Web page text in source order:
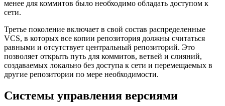
менее для коммитов было необходимо обладать доступом к
сети.
Третье поколение включает в свой состав распределенные
VCS, в которых все копии репозитория должны считаться
равными и отсутствует центральный репозиторий. Это
позволяет открыть путь для коммитов, ветвей и слияний,
создаваемых локально без доступа к сети и перемещаемых в
другие репозитории по мере необходимости.
Системы управления версиями